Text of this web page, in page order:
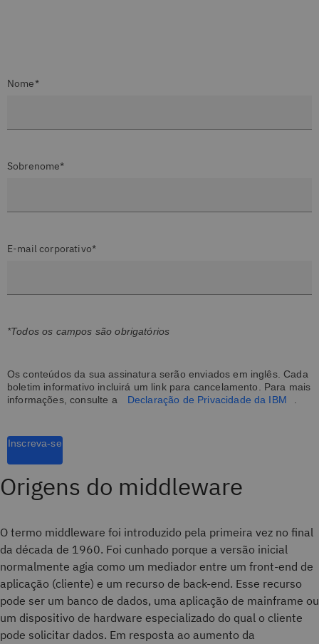
Nome*
Sobrenome*
E-mail corporativo*
*Todos os campos são obrigatórios
Os conteúdos da sua assinatura serão enviados em inglês. Cada
boletim informativo incluirá um link para cancelamento. Para mais
informações, consulte a
Declaração de Privacidade da IBM
Inscreva-se
Origens do middleware
O termo middleware foi introduzido pela primeira vez no final
da década de 1960. Foi cunhado porque a versão inicial
normalmente agia como um mediador entre um front-end de
aplicação (cliente) e um recurso de back-end. Esse recurso
pode ser um banco de dados, uma aplicação de mainframe ou
um dispositivo de hardware especializado do qual o cliente
pode solicitar dados. Em resposta ao aumento da